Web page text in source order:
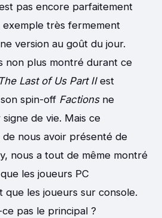
pas encore parfaitement
très fermement
version au goût du jour.
non plus montré durant ce
The Last of Us Part IIest
spin-off Factions ne
de vie. Mais ce
nous avoir présenté de
nous a tout de même montré
les joueurs PC
les joueurs sur console.
ce pas le principal ?